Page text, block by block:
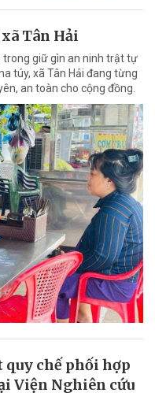
Tân Hải
trong giữ gìn an ninh trật tự
túy, xã Tân Hải đang từng
an toàn cho cộng đồng.
chế phối hợp
Viện Nghiên cứu